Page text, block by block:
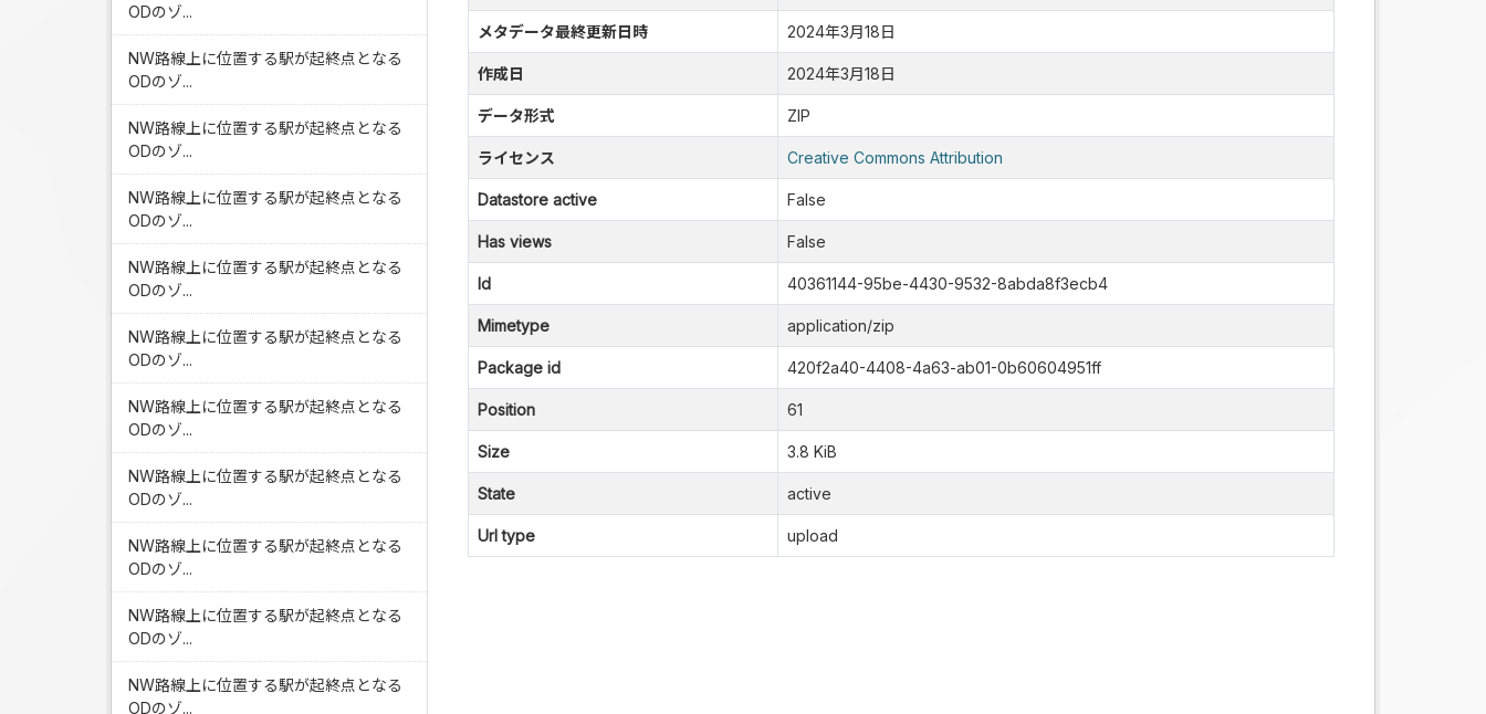
ODのゾ...
NW路線上に位置する駅が起終点となる
ODのゾ...
NW路線上に位置する駅が起終点となる
ODのゾ...
NW路線上に位置する駅が起終点となる
ODのゾ...
NW路線上に位置する駅が起終点となる
ODのゾ...
NW路線上に位置する駅が起終点となる
ODのゾ...
NW路線上に位置する駅が起終点となる
ODのゾ...
NW路線上に位置する駅が起終点となる
ODのゾ...
NW路線上に位置する駅が起終点となる
ODのゾ...
NW路線上に位置する駅が起終点となる
ODのゾ...
NW路線上に位置する駅が起終点となる
ODのゾ...
メタデータ最終更新日時 2024年3月18日
作成日 2024年3月18日
データ形式 ZIP
ライセンス Creative Commons Attribution
Datastore active False
Has views False
Id 40361144-95be-4430-9532-8abda8f3ecb4
Mimetype application/zip
Package id 420f2a40-4408-4a63-ab01-0b60604951ff
Position 61
Size 3.8 KiB
State active
Url type upload